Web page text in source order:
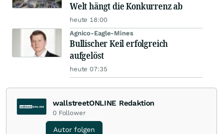
Welt hängt die Konkurrenz ab
heute 18:00
Agnico-Eagle-Mines
Bullischer Keil erfolgreich
aufgelöst
heute 07:35
wallstreetONLINE Redaktion
0 Follower
Autor folgen